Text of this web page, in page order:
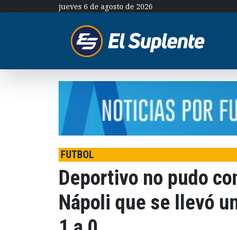
jueves 6 de agosto de 2026
FUTBOL
Deportivo no pudo
Nápoli que se llevó